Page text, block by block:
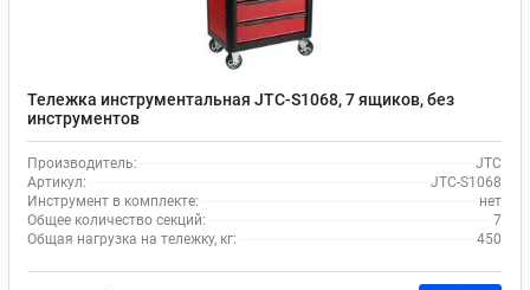
Тележка инструментальная JTC-S1068, 7 ящиков, без
инструментов
Производитель:
JTC
Артикул:
JTC-S1068
Инструмент в комплекте:
нет
Общее количество секций:
7
Общая нагрузка на тележку, кг:
450